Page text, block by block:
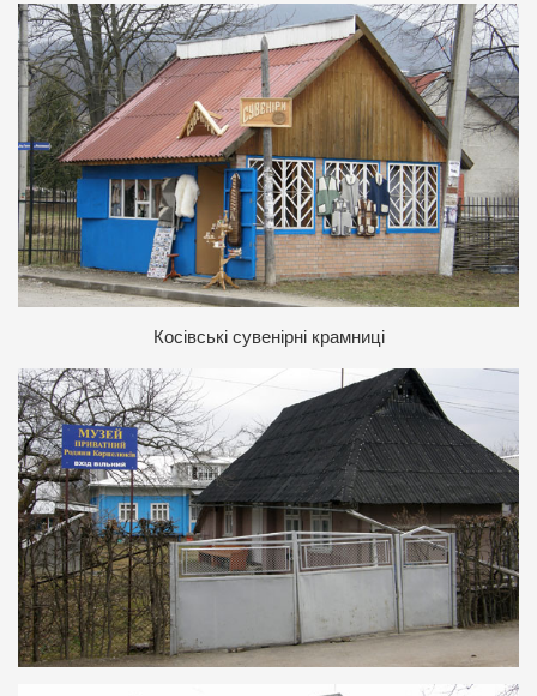
Косівські сувенірні крамниці